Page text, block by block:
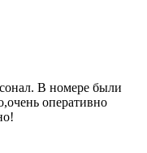
В номере были
оперативно